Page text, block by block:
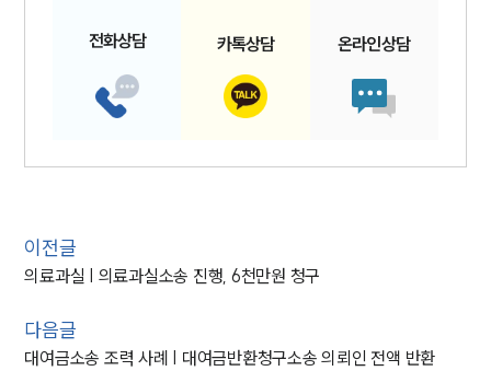
전화상담 카톡상담 온라인상담
이전글
의료과실 | 의료과실소송 진행, 6천만원 청구
다음글
대여금소송 조력 사례 | 대여금반환청구소송 의뢰인 전액 반환